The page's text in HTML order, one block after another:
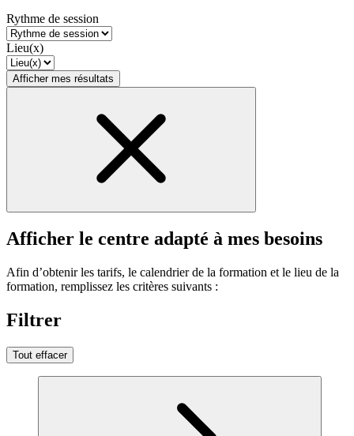
Rythme de session
Lieu(x)
Afficher mes résultats
Afficher le centre adapté à mes besoins
Afin d’obtenir les tarifs, le calendrier de la formation et le lieu de la
formation, remplissez les critères suivants :
Filtrer
Tout effacer